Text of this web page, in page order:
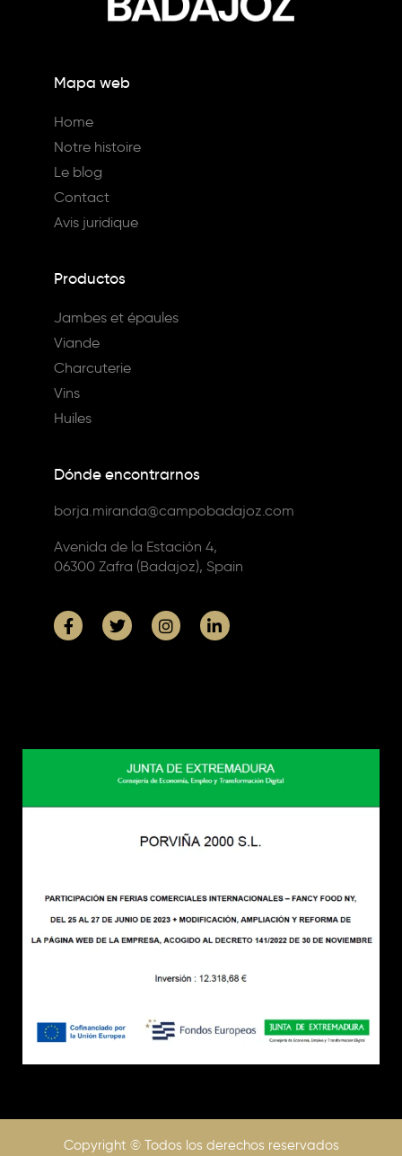
Mapa web
Home
Notre histoire
Le blog
Contact
Avis juridique
Productos
Jambes et épaules
Viande
Charcuterie
Vins
Huiles
Dónde encontrarnos
borja.miranda@campobadajoz.com
Avenida de la Estación 4,
06300 Zafra (Badajoz), Spain
Copyright © Todos los derechos reservados